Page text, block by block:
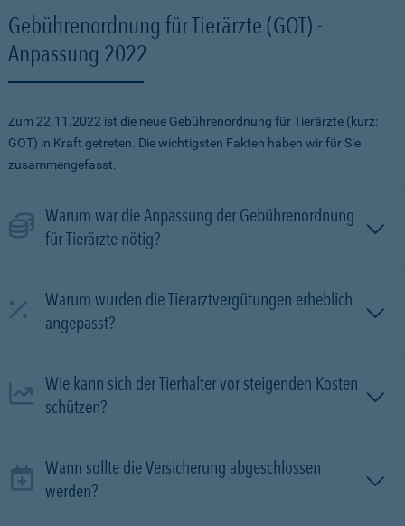
Gebührenordnung für Tierärzte (GOT) -
Anpassung 2022
Zum 22.11.2022 ist die neue Gebührenordnung für Tierärzte (kurz:
GOT) in Kraft getreten. Die wichtigsten Fakten haben wir für Sie
zusammengefasst.
Warum war die Anpassung der Gebührenordnung
für Tierärzte nötig?
Warum wurden die Tierarztvergütungen erheblich
angepasst?
Wie kann sich der Tierhalter vor steigenden Kosten
schützen?
Wann sollte die Versicherung abgeschlossen
werden?